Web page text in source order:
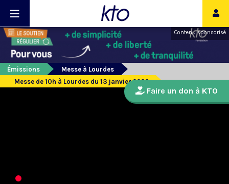
Contenu sponsorisé
Émissions
Messe à Lourdes
Messe de 10h à Lourdes du 13 janvier 2026
Faire un don à KTO